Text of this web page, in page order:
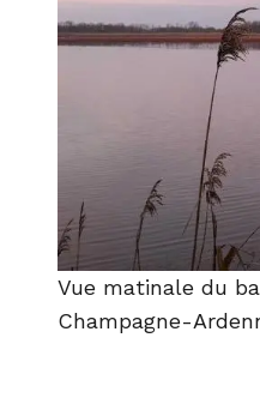
Vue matinale du
Champagne-